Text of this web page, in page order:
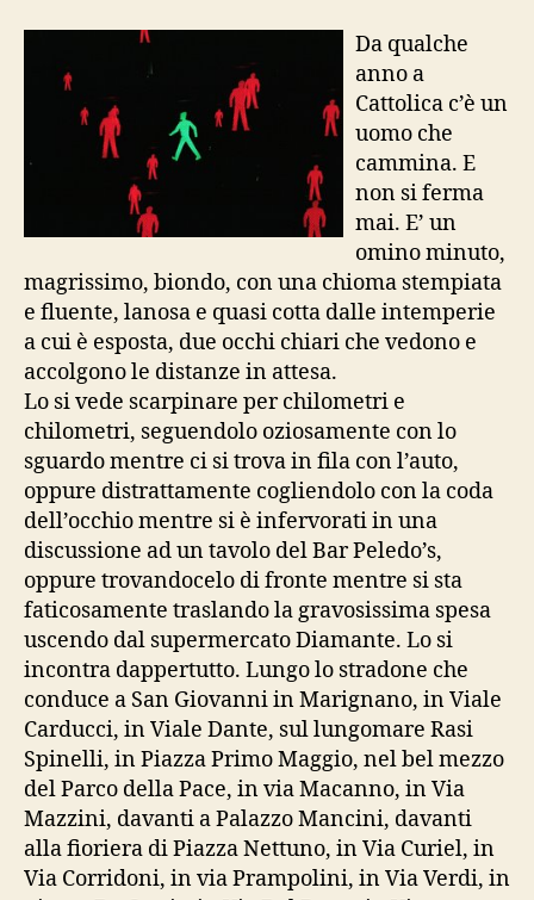
Da qualche
anno a
Cattolica c’è un
uomo che
cammina. E
non si ferma
mai. E’ un
omino minuto,
magrissimo, biondo, con una chioma stempiata
e fluente, lanosa e quasi cotta dalle intemperie
a cui è esposta, due occhi chiari che vedono e
accolgono le distanze in attesa.
Lo si vede scarpinare per chilometri e
chilometri, seguendolo oziosamente con lo
sguardo mentre ci si trova in fila con l’auto,
oppure distrattamente cogliendolo con la coda
dell’occhio mentre si è infervorati in una
discussione ad un tavolo del Bar Peledo’s,
oppure trovandocelo di fronte mentre si sta
faticosamente traslando la gravosissima spesa
uscendo dal supermercato Diamante. Lo si
incontra dappertutto. Lungo lo stradone che
conduce a San Giovanni in Marignano, in Viale
Carducci, in Viale Dante, sul lungomare Rasi
Spinelli, in Piazza Primo Maggio, nel bel mezzo
del Parco della Pace, in via Macanno, in Via
Mazzini, davanti a Palazzo Mancini, davanti
alla fioriera di Piazza Nettuno, in Via Curiel, in
Via Corridoni, in via Prampolini, in Via Verdi, in